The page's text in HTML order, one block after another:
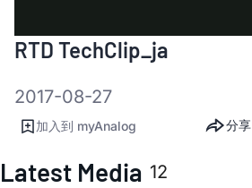
RTD TechClip_ja
2017-08-27
加入到 myAnalog 分享
Latest Media 12